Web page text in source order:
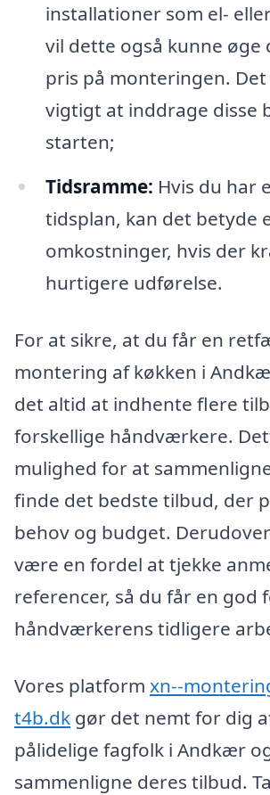
installationer som el-
vil dette også kunne øge
pris på monteringen.
vigtigt at inddrage disse
starten;
Tidsramme: Hvis du har
tidsplan, kan det betyde
omkostninger, hvis der
hurtigere udførelse.
For at sikre, at du får en
montering af køkken i
det altid at indhente flere
forskellige håndværkere.
mulighed for at
finde det bedste tilbud, der
behov og budget.
være en fordel at tjekke
referencer, så du får en god
håndværkerens tidligere
Vores platform xn--
t4b.dk gør det nemt for dig
pålidelige fagfolk i Andkær
sammenligne deres tilbud.